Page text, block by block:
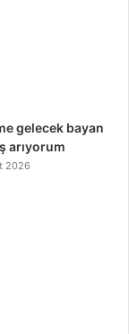
gelecek bayan
arıyorum
2026